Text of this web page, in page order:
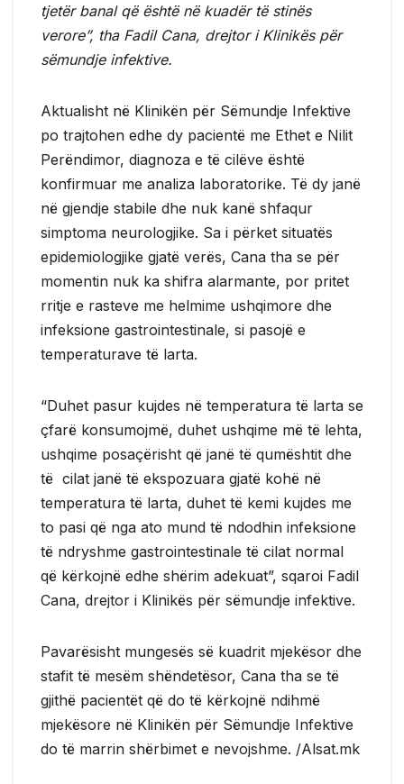
tjetër banal që është në kuadër të stinës
verore”, tha Fadil Cana, drejtor i Klinikës për
sëmundje infektive.
Aktualisht në Klinikën për Sëmundje Infektive
po trajtohen edhe dy pacientë me Ethet e Nilit
Perëndimor, diagnoza e të cilëve është
konfirmuar me analiza laboratorike. Të dy janë
në gjendje stabile dhe nuk kanë shfaqur
simptoma neurologjike. Sa i përket situatës
epidemiologjike gjatë verës, Cana tha se për
momentin nuk ka shifra alarmante, por pritet
rritje e rasteve me helmime ushqimore dhe
infeksione gastrointestinale, si pasojë e
temperaturave të larta.
“Duhet pasur kujdes në temperatura të larta se
çfarë konsumojmë, duhet ushqime më të lehta,
ushqime posaçërisht që janë të qumështit dhe
të cilat janë të ekspozuara gjatë kohë në
temperatura të larta, duhet të kemi kujdes me
to pasi që nga ato mund të ndodhin infeksione
të ndryshme gastrointestinale të cilat normal
që kërkojnë edhe shërim adekuat”, sqaroi Fadil
Cana, drejtor i Klinikës për sëmundje infektive.
Pavarësisht mungesës së kuadrit mjekësor dhe
stafit të mesëm shëndetësor, Cana tha se të
gjithë pacientët që do të kërkojnë ndihmë
mjekësore në Klinikën për Sëmundje Infektive
do të marrin shërbimet e nevojshme. /Alsat.mk